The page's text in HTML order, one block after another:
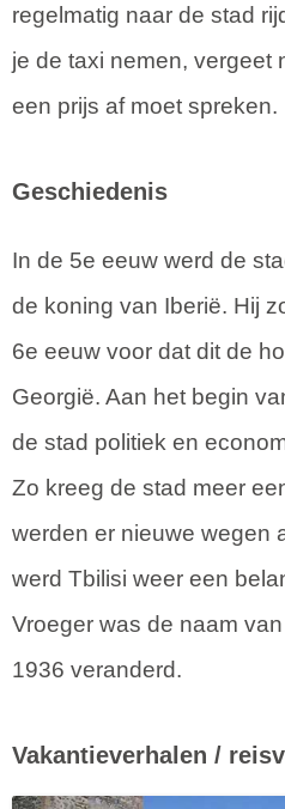
regelmatig naar de stad
je de taxi nemen, vergeet
een prijs af moet spreken.
Geschiedenis
In de 5e eeuw werd de
de koning van Iberië. Hij
6e eeuw voor dat dit de
Georgië. Aan het begin
de stad politiek en
Zo kreeg de stad meer
werden er nieuwe wegen
werd Tbilisi weer een
Vroeger was de naam
1936 veranderd.
Vakantieverhalen /